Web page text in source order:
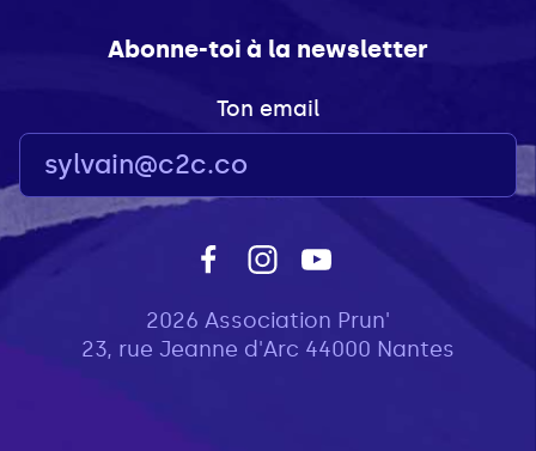
Abonne-toi à la newsletter
Ton email
2026 Association Prun'
23, rue Jeanne d'Arc 44000 Nantes